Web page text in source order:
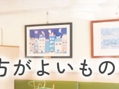
がよいもの